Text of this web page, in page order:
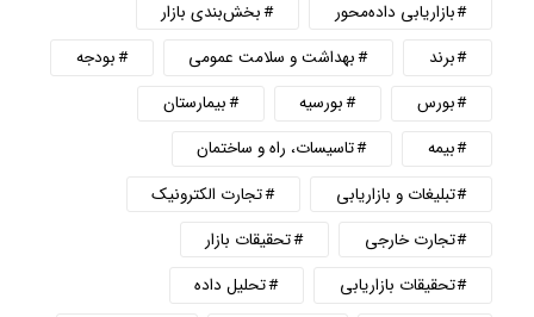
بازاریابی داده‌محور
بخش‌بندی بازار
برند
بهداشت و سلامت عمومی
بودجه
بورس
بورسیه
بیمارستان
بیمه
تاسیسات، راه و ساختمان
تبلیغات و بازاریابی
تجارت الکترونیک
تجارت خارجی
تحقیقات بازار
تحقیقات بازاریابی
تحلیل داده